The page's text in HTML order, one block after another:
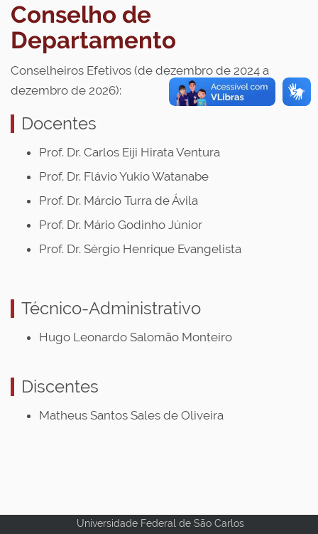
Conselho de
Departamento
Conselheiros Efetivos (de dezembro de 2024 a
dezembro de 2026):
Docentes
Prof. Dr. Carlos Eiji Hirata Ventura
Prof. Dr. Flávio Yukio Watanabe
Prof. Dr. Márcio Turra de Ávila
Prof. Dr. Mário Godinho Júnior
Prof. Dr. Sérgio Henrique Evangelista
Técnico-Administrativo
Hugo Leonardo Salomão Monteiro
Discentes
Matheus Santos Sales de Oliveira
Universidade Federal de São Carlos